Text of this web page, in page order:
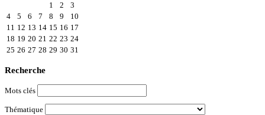
1
2
3
4
5 6 7 8 9
10
11 12 13 14 15 16 17
18 19 20 21 22 23 24
25 26 27 28 29 30 31
Recherche
Mots clés
Thématique